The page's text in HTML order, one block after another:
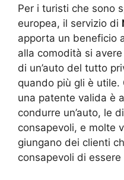
Per i turisti che sono
europea, il servizio di
apporta un beneficio
alla comodità si
di un’auto del tutto
quando più gli è utile.
una patente valida è
condurre un’auto, le
consapevoli, e molte
giungano dei clienti
consapevoli di